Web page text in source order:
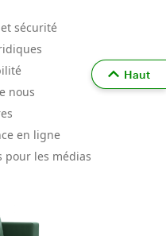
sécurité
nous
en ligne
pour les médias
Haut